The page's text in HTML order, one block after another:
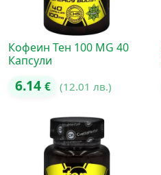
Кофеин Тен 100 MG 40
Капсули
6.14 € (12.01 лв.)